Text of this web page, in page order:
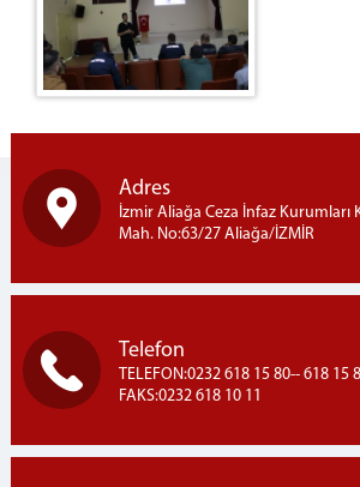
Adres
İzmir Aliağa Ceza İnfaz
Mah. No:63/27 Aliağa/İZMİR
Telefon
TELEFON:0232 618 15 80-- 618
FAKS:0232 618 10 11